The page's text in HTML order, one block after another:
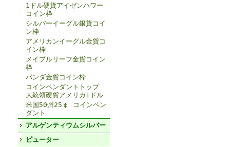
1ドル硬貨アイゼンハワー
コイン枠
シルバーイーグル銀貨コイ
ン枠
アメリカンイーグル金貨コ
イン枠
メイプルリーフ金貨コイン
枠
パンダ金貨コイン枠
コインペンダントトップ
大統領硬貨アメリカ1ドル
米国50州25￠ コインペン
ダント
アルゲンティウムシルバー
ピューター